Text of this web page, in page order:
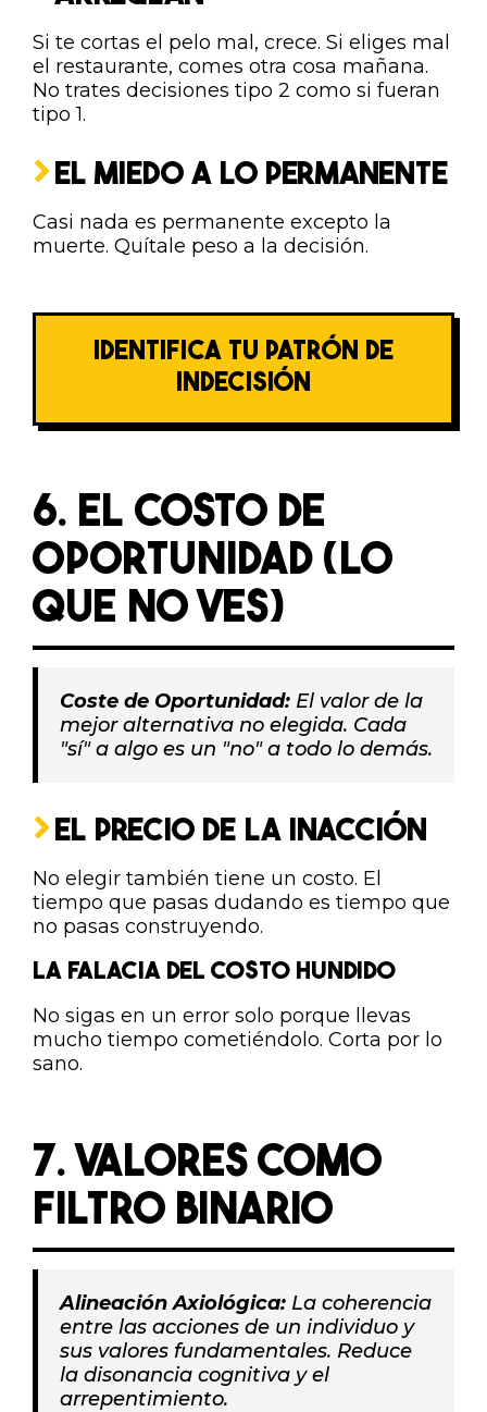
Si te cortas el pelo mal, crece. Si eliges mal
el restaurante, comes otra cosa mañana.
No trates decisiones tipo 2 como si fueran
tipo 1.
EL MIEDO A LO PERMANENTE
Casi nada es permanente excepto la
muerte. Quítale peso a la decisión.
IDENTIFICA TU PATRÓN DE
INDECISIÓN
6. EL COSTO DE
OPORTUNIDAD (LO
QUE NO VES)
Coste de Oportunidad: El valor de la
mejor alternativa no elegida. Cada
"sí" a algo es un "no" a todo lo demás.
EL PRECIO DE LA INACCIÓN
No elegir también tiene un costo. El
tiempo que pasas dudando es tiempo que
no pasas construyendo.
LA FALACIA DEL COSTO HUNDIDO
No sigas en un error solo porque llevas
mucho tiempo cometiéndolo. Corta por lo
sano.
7. VALORES COMO
FILTRO BINARIO
Alineación Axiológica: La coherencia
entre las acciones de un individuo y
sus valores fundamentales. Reduce
la disonancia cognitiva y el
arrepentimiento.